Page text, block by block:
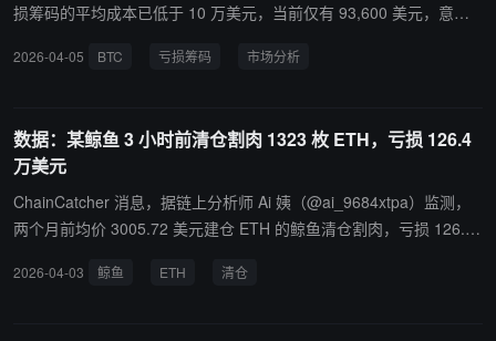
损筹码的平均成本已低于 10 万美元，当前仅有 93,600 美元，意味
线。在去年底和今年初的 2 次急速下跌中，大量高位套牢筹码选择割
轮熊市底部的偏差系数至少都超过了 2。平均偏差系数大于或等于 2
时，代表市场进入绝对底部区间时，此刻 BTC 的价格仅仅只有亏损
筹码平均成本的不足 50%。如要满足这一条件，那么本轮 BTC 最低
点将跌至 46,800 美元，但历史规律未必常常奏效，本轮熊市在痛苦
olymarket 上，比特币先达到 6 万美元还是 8 万美元相关市场中，先
2026-04-05 BTC 亏损筹码 市场分析
数据：某鲸鱼 3 小时前清仓割肉 1323 枚 ETH，亏损 126.4
万美元
ChainCatcher 消息，据链上分析师 Ai 姨（@ai_9684xtpa）监测，
两个月前均价 3005.72 美元建仓 ETH 的鲸鱼清仓割肉，亏损 126.4
售 1323 枚 ETH，价值 271 万美元，这也是他在 1 月 28 日建仓后的
2026-04-03 鲸鱼 ETH 清仓